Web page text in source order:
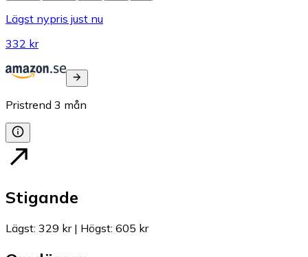
Lägst nypris just nu
332 kr
Pristrend 3 mån
Stigande
Lägst: 329 kr| Högst: 605 kr